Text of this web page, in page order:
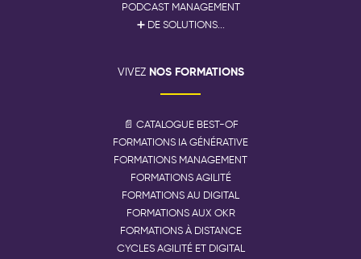
PODCAST MANAGEMENT
➕ DE SOLUTIONS...
VIVEZ NOS FORMATIONS
📄 CATALOGUE BEST-OF
FORMATIONS IA GÉNÉRATIVE
FORMATIONS MANAGEMENT
FORMATIONS AGILITÉ
FORMATIONS AU DIGITAL
FORMATIONS AUX OKR
FORMATIONS À DISTANCE
CYCLES AGILITÉ ET DIGITAL